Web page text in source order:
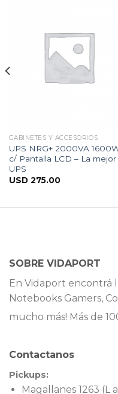
GABINETES Y ACCESORIOS
UPS NRG+ 2000VA
c/ Pantalla LCD – La mejor
UPS
USD 275.00
SOBRE VIDAPORT
En Vidaport encontrá
Notebooks Gamers,
mucho más! Más de
Contactanos
Pickups:
Magallanes 1263 (L